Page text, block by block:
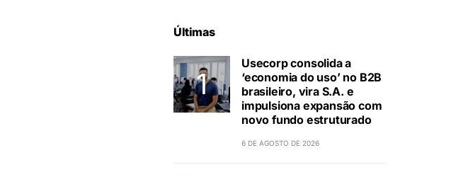
Últimas
Usecorp consolida a
‘economia do uso’ no B2B
brasileiro, vira S.A. e
impulsiona expansão com
novo fundo estruturado
6 DE AGOSTO DE 2026